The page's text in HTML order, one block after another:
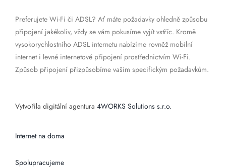
Preferujete Wi-Fi či ADSL? Ať máte požadavky ohledně způsobu
připojení jakékoliv, vždy se vám pokusíme vyjít vstříc. Kromě
vysokorychlostního ADSL internetu nabízíme rovněž mobilní
internet i levné internetové připojení prostřednictvím Wi-Fi.
Způsob připojení přizpůsobíme vašim specifickým požadavkům.
Vytvořila digitální agentura 4WORKS Solutions s.r.o.
Internet na doma
Spolupracujeme